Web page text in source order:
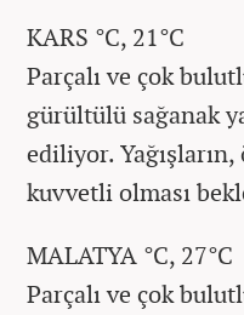
KARS °C, 21°C
Parçalı ve çok
gürültülü sağanak
ediliyor.
kuvvetli olması
MALATYA °C, 27°C
Parçalı ve çok